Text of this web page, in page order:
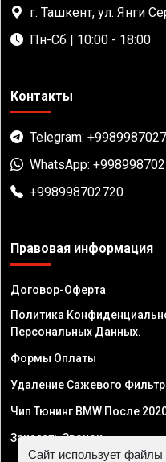
г. Ташкент, ул. Янги
Пн-Сб | 10:00 - 18:00
Контакты
Telegram:
WhatsApp:
+998998702720
Правовая информация
Договор-Оферта
Политика
Персональных Данных.
Формы Оплаты
Удаление Сажевого
Чип Тюнинг BMW После
Заказать Звонок
Сайт использует